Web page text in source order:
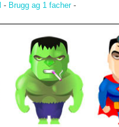
- Brugg ag 1 facher-